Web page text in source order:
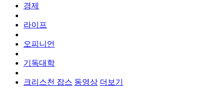
경제
라이프
오피니언
기독대학
크리스천 잡스 동영상 더보기